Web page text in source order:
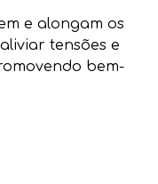
e alongam os
tensões e
bem-